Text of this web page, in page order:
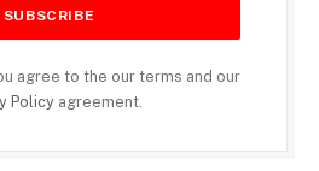
agree to the our terms and our
Policyagreement.